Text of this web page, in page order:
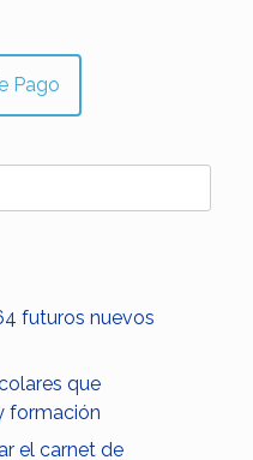
Pago
futuros nuevos
que
formación
el carnet de